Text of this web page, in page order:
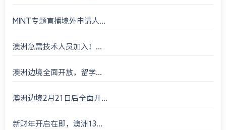
MINT专题直播境外申请人...
澳洲急需技术人员加入！...
澳洲边境全面开放，留学...
澳洲边境2月21日后全面开...
新财年开启在即，澳洲13...